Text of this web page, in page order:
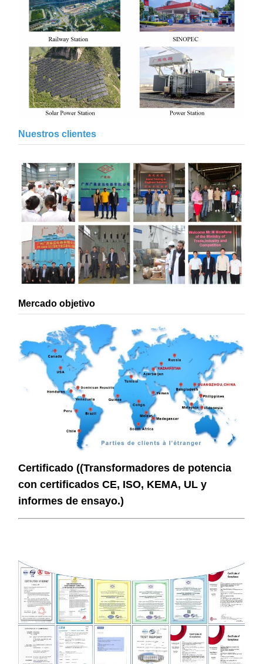
Nuestros clientes
Mercado objetivo
Certificado ((Transformadores de potencia
con certificados CE, ISO, KEMA, UL y
informes de ensayo.)